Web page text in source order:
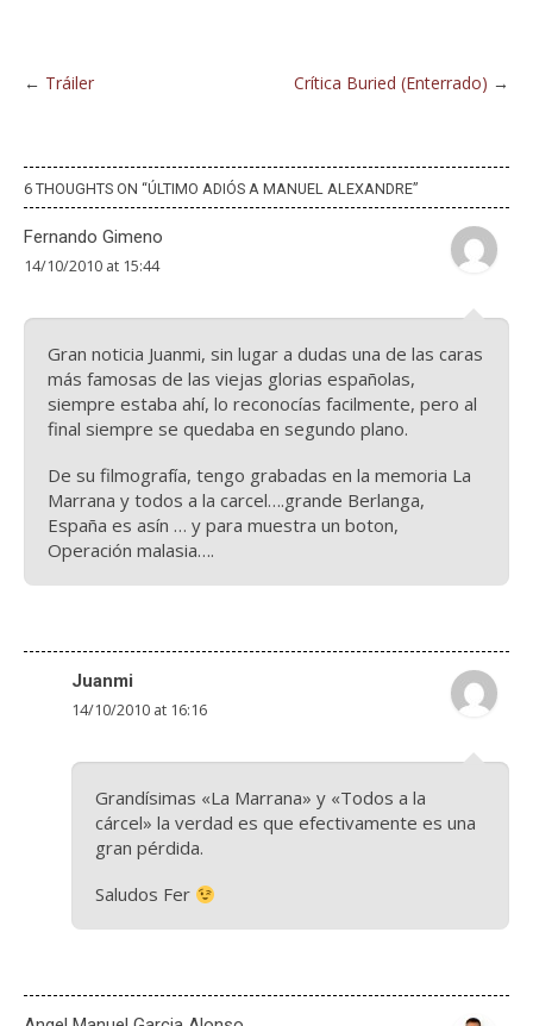
Crítica Buried (Enterrado) →
← Tráiler
6 THOUGHTS ON “ÚLTIMO ADIÓS A MANUEL ALEXANDRE”
Fernando Gimeno
14/10/2010 at 15:44
Gran noticia Juanmi, sin lugar a dudas una de las caras
más famosas de las viejas glorias españolas,
siempre estaba ahí, lo reconocías facilmente, pero al
final siempre se quedaba en segundo plano.
De su filmografía, tengo grabadas en la memoria La
Marrana y todos a la carcel….grande Berlanga,
España es asín … y para muestra un boton,
Operación malasia….
Juanmi
14/10/2010 at 16:16
Grandísimas «La Marrana» y «Todos a la
cárcel» la verdad es que efectivamente es una
gran pérdida.
Saludos Fer